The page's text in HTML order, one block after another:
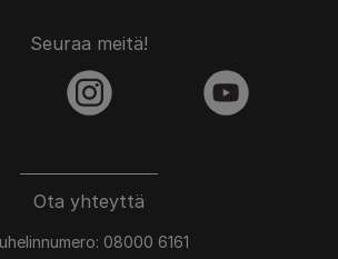
Ota yhteyttä
08000 6161
Seuraa meitä!
instagram youtube